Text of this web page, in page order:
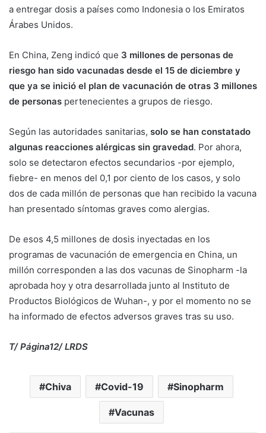
a entregar dosis a países como Indonesia o los Emiratos
Árabes Unidos.
En China, Zeng indicó que 3 millones de personas de
riesgo han sido vacunadas desde el 15 de diciembre y
que ya se inició el plan de vacunación de otras 3 millones
de personas pertenecientes a grupos de riesgo.
Según las autoridades sanitarias, solo se han constatado
algunas reacciones alérgicas sin gravedad. Por ahora,
solo se detectaron efectos secundarios -por ejemplo,
fiebre- en menos del 0,1 por ciento de los casos, y solo
dos de cada millón de personas que han recibido la vacuna
han presentado síntomas graves como alergias.
De esos 4,5 millones de dosis inyectadas en los
programas de vacunación de emergencia en China, un
millón corresponden a las dos vacunas de Sinopharm -la
aprobada hoy y otra desarrollada junto al Instituto de
Productos Biológicos de Wuhan-, y por el momento no se
ha informado de efectos adversos graves tras su uso.
T/ Página12/ LRDS
Chiva Covid-19 Sinopharm
Vacunas